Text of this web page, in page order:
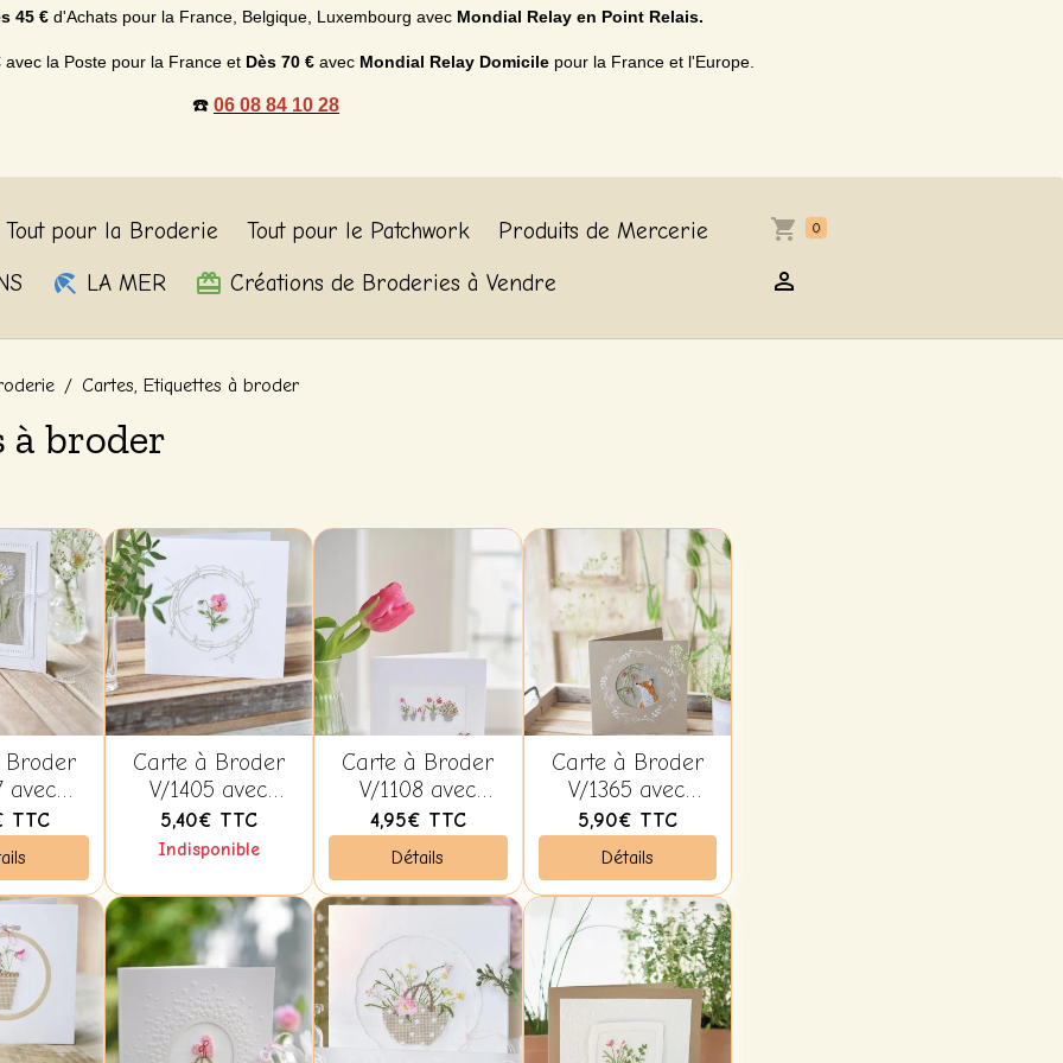
45 €d'Achats pour la France, Belgique, Luxembourg avec Mondial Relay en Point Relais.
avec la Poste pour la France et Dès 70 € avec Mondial Relay Domicile pour la France et l'Europe.
☎️ 06 08 84 10 28
Tout pour la Broderie Tout pour le Patchwork
Produits de Mercerie
LA MER Créations de Broderies à Vendre
0
Cartes, Etiquettes à broder
à broder
Broder
avec
-
TTC
Carte à Broder
V/1405 avec
Enveloppe -
Christiane
5,40€ TTC
Indisponible
Carte à Broder
V/1108 avec
Enveloppe -
Christiane
Dahlbeck
4,95€ TTC
Détails
Carte à Broder
V/1365 avec
Enveloppe -
Christiane
Dahlbeck
5,90€ TTC
Détails